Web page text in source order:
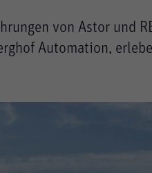
von Astor und
Automation,